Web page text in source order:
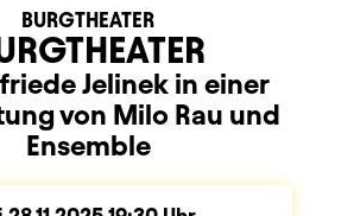
BURGTHEATER
Jelinek in einer
von Milo Rau und
Ensemble